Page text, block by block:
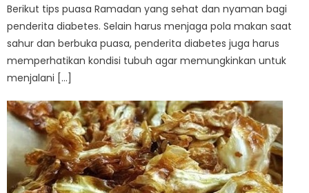
Berikut tips puasa Ramadan yang sehat dan nyaman bagi
penderita diabetes. Selain harus menjaga pola makan saat
sahur dan berbuka puasa, penderita diabetes juga harus
memperhatikan kondisi tubuh agar memungkinkan untuk
menjalani […]